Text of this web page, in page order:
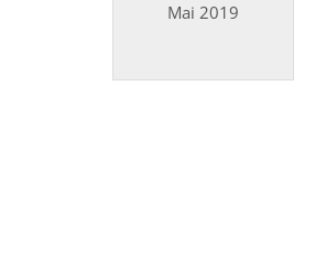
Mai 2019